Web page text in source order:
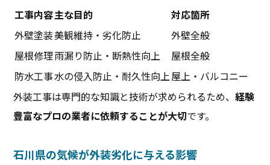
工事内容主な目的
対応箇所
外壁塗装美観維持・劣化防止
外壁全般
屋根修理雨漏り防止・断熱性向上
屋根全般
防水工事水の侵入防止・耐久性向上 屋上・バルコニー
外装工事は専門的な知識と技術が求められるため、経験
豊富なプロの業者に依頼することが大切です。
石川県の気候が外装劣化に与える影響